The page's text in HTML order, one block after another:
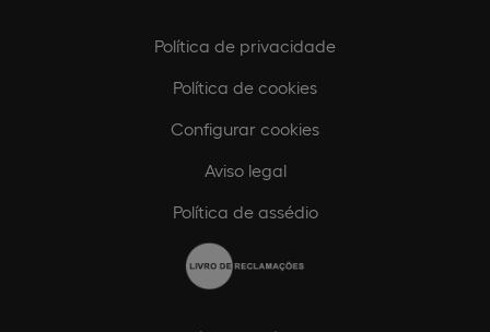
Política de privacidade
Política de cookies
Configurar cookies
Aviso legal
Política de assédio